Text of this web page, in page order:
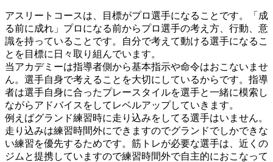
アスリートコースは、目標がプロ選手になることです。「成
る前に成れ」プロになる前からプロ選手の考え方、行動、意
識を持っていることです。自分で考えて動ける選手になるこ
とを目標に日々取り組んでいます。
当アカデミーは指導者側から基本指示や命令はおこないませ
ん。選手自身で考えることを大切にしているからです。指導
者は選手自身に合ったプレースタイルを選手と一緒に模索し
ながらアドバイスをしてレベルアップしていきます。
例えばグランド練習時に走り込みをしてる選手はいません。
走り込みは練習時間外にできますのでグランドでしかできな
い練習を優先するためです。筋トレが必要な選手は、近くの
ジムと提携していますので練習時間外で自主的におこなって